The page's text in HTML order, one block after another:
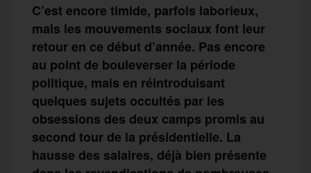
C’est encore timide, parfois laborieux,
mais les mouvements sociaux font leur
retour en ce début d’année. Pas encore
au point de bouleverser la période
politique, mais en réintroduisant
quelques sujets occultés par les
obsessions des deux camps promis au
second tour de la présidentielle. La
hausse des salaires, déjà bien présente